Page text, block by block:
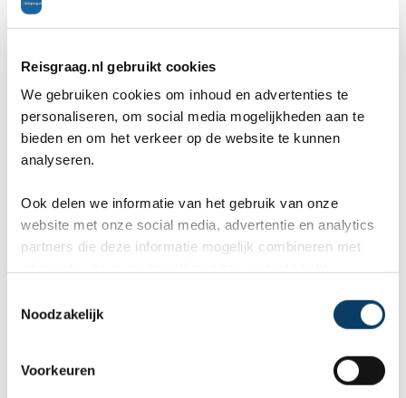
Reisgraag.nl gebruikt cookies
We gebruiken cookies om inhoud en advertenties te
personaliseren, om social media mogelijkheden aan te
bieden en om het verkeer op de website te kunnen
analyseren.
Ook delen we informatie van het gebruik van onze
website met onze social media, advertentie en analytics
partners die deze informatie mogelijk combineren met
Noodzakelijk
Voorkeuren
Premium
De Premium kamer is te boeken als 2-
twee tot vijf personen. De premium kamers